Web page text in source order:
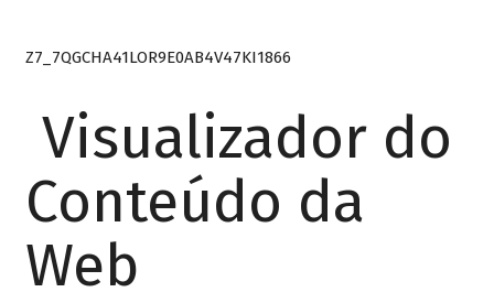
Z7_7QGCHA41LOR9E0AB4V47KI1866
Visualizador do
Conteúdo da
Web